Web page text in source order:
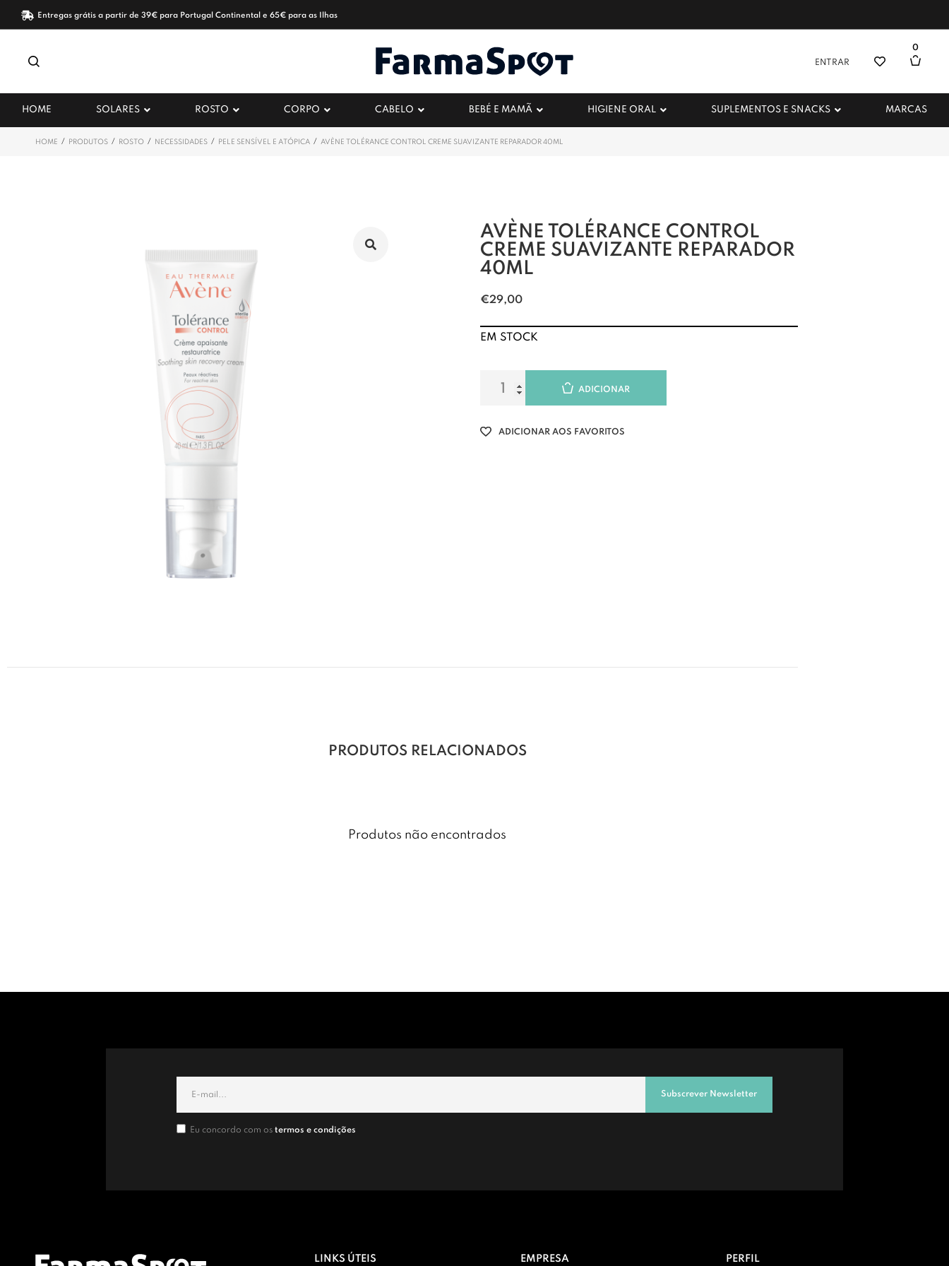
Entregas grátis a partir de 39€ para Portugal Continental e 65€ para as Ilhas
ENTRAR
0
HOME SOLARES ROSTO CORPO CABELO BEBÉ E MAMÃ HIGIENE ORAL SUPLEMENTOS E SNACKS MARCAS
HOME / PRODUTOS / ROSTO / NECESSIDADES / PELE SENSÍVEL E ATÓPICA / AVÈNE TOLÉRANCE CONTROL CREME SUAVIZANTE REPARADOR 40ML
AVÈNE TOLÉRANCE CONTROL
CREME SUAVIZANTE REPARADOR
40ML
€29,00
EM STOCK
ADICIONAR
ADICIONAR AOS FAVORITOS
PRODUTOS RELACIONADOS
Produtos não encontrados
Subscrever Newsletter
Eu concordo com os termos e condições
LINKS ÚTEIS EMPRESA PERFIL